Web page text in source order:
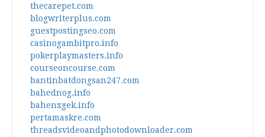
thecarepet.com
blogwriterplus.com
guestpostingseo.com
casinogambitpro.info
pokerplaymasters.info
courseoncourse.com
bantinbatdongsan247.com
bahednog.info
bahenxgek.info
pertamaskre.com
threadsvideoandphotodownloader.com